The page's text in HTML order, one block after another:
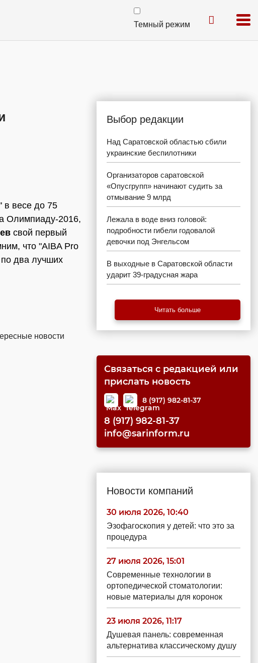
Темный режим
в весе до 75
Олимпиаду-2016,
свой первый
что "AIBA Pro
два лучших
новости
Выбор редакции
Над Саратовской областью сбили
украинские беспилотники
Организаторов саратовской
«Опусгрупп» начинают судить за
отмывание 9 млрд
Лежала в воде вниз головой:
подробности гибели годовалой
девочки под Энгельсом
В выходные в Саратовской области
ударит 39-градусная жара
Читать больше
Связаться с редакцией или
прислать новость
8 (917) 982-81-37
8 (917) 982-81-37
info@sarinform.ru
Новости компаний
30 июля 2026, 10:40
Эзофагоскопия у детей: что это за
процедура
27 июля 2026, 15:01
Современные технологии в
ортопедической стоматологии:
новые материалы для коронок
23 июля 2026, 11:17
Душевая панель: современная
альтернатива классическому душу